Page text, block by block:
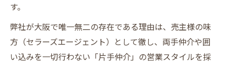
す。
弊社が大阪で唯一無二の存在である理由は、売主様の味
方（セラーズエージェント）として徹し、両手仲介や囲
い込みを一切行わない「片手仲介」の営業スタイルを採